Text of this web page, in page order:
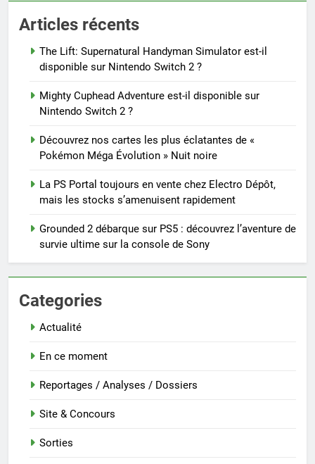
Articles récents
The Lift: Supernatural Handyman Simulator est-il
disponible sur Nintendo Switch 2 ?
Mighty Cuphead Adventure est-il disponible sur
Nintendo Switch 2 ?
Découvrez nos cartes les plus éclatantes de «
Pokémon Méga Évolution » Nuit noire
La PS Portal toujours en vente chez Electro Dépôt,
mais les stocks s’amenuisent rapidement
Grounded 2 débarque sur PS5 : découvrez l’aventure de
survie ultime sur la console de Sony
Categories
Actualité
En ce moment
Reportages / Analyses / Dossiers
Site & Concours
Sorties